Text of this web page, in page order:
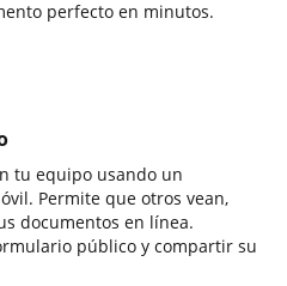
perfecto en minutos.
tu equipo usando un
Permite que otros vean,
documentos en línea.
público y compartir su